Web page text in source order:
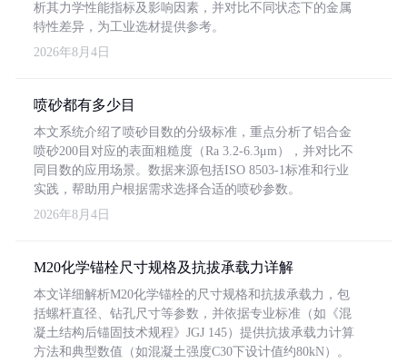
析其力学性能指标及影响因素，并对比不同状态下的金属
特性差异，为工业选材提供参考。
2026年8月4日
喷砂都有多少目
本文系统介绍了喷砂目数的分级标准，重点分析了铝合金
喷砂200目对应的表面粗糙度（Ra 3.2-6.3μm），并对比不
同目数的应用场景。数据来源包括ISO 8503-1标准和行业
实践，帮助用户根据需求选择合适的喷砂参数。
2026年8月4日
M20化学锚栓尺寸规格及抗拔承载力详解
本文详细解析M20化学锚栓的尺寸规格和抗拔承载力，包
括螺杆直径、钻孔尺寸等参数，并依据专业标准（如《混
凝土结构后锚固技术规程》JGJ 145）提供抗拔承载力计算
方法和典型数值（如混凝土强度C30下设计值约80kN）。